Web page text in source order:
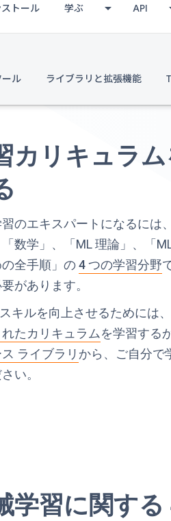
トール 学ぶ API
ール ライブラリと拡張機能
カリキュラ
のエキスパートになるには
数学」、「ML 理論」、「
の全手順」の4 つの学習分野
があります。
キルを向上させるためには
たカリキュラムを学習する
ライブラリ から、ご自分で
い。
学習に関す